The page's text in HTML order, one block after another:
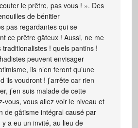
le prêtre, pas vous ! ». Des
de bénitier
pas regardantes qui se
ce prêtre gâteux ! Aussi, ne me
traditionalistes ! quels pantins !
peuvent envisager
ils n’en feront qu’une
ils voudront ! j’arrête car rien
j’en suis malade de cette
vous, vous allez voir le niveau et
de gâtisme intégral causé par
a eu un invité, au lieu de